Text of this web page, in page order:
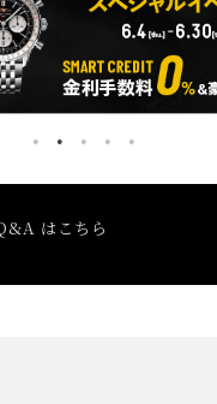
はこちら